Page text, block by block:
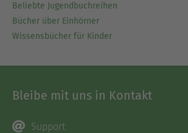
Beliebte Jugendbuchreihen
Bücher über Einhörner
Wissensbücher für Kinder
Bleibe mit uns in Kontakt
Support